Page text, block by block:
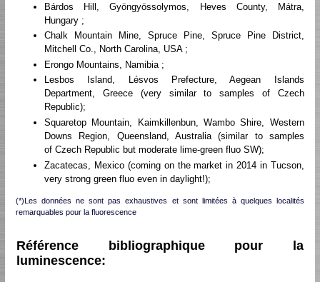
Bárdos Hill, Gyöngyössolymos, Heves County, Mátra,
Hungary ;
Chalk Mountain Mine, Spruce Pine, Spruce Pine District,
Mitchell Co., North Carolina, USA ;
Erongo Mountains, Namibia ;
Lesbos Island, Lésvos Prefecture, Aegean Islands
Department, Greece (very similar to samples of Czech
Republic);
Squaretop Mountain, Kaimkillenbun, Wambo Shire, Western
Downs Region, Queensland, Australia (similar to samples
of Czech Republic but moderate lime-green fluo SW);
Zacatecas, Mexico (coming on the market in 2014 in Tucson,
very strong green fluo even in daylight!);
(*)Les données ne sont pas exhaustives et sont limitées à quelques localités
remarquables pour la fluorescence
Référence bibliographique pour la
luminescence: